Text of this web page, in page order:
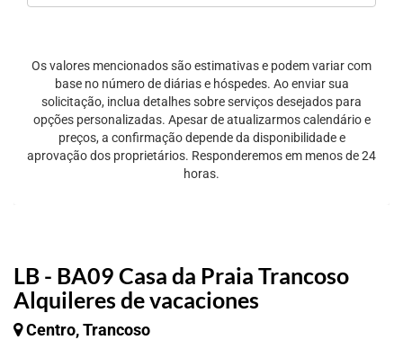
LB - BA09 Casa da Praia Trancoso
Alquileres de vacaciones
Centro, Trancoso
Os valores mencionados são estimativas e podem variar com
base no número de diárias e hóspedes. Ao enviar sua
solicitação, inclua detalhes sobre serviços desejados para
opções personalizadas. Apesar de atualizarmos calendário e
preços, a confirmação depende da disponibilidade e
aprovação dos proprietários. Responderemos em menos de 24
horas.